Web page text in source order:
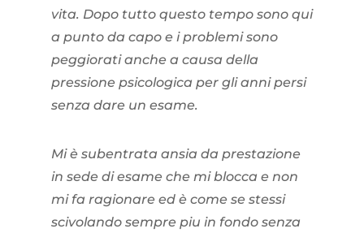
vita. Dopo tutto questo tempo sono qui
a punto da capo e i problemi sono
peggiorati anche a causa della
pressione psicologica per gli anni persi
senza dare un esame.
Mi è subentrata ansia da prestazione
in sede di esame che mi blocca e non
mi fa ragionare ed è come se stessi
scivolando sempre piu in fondo senza